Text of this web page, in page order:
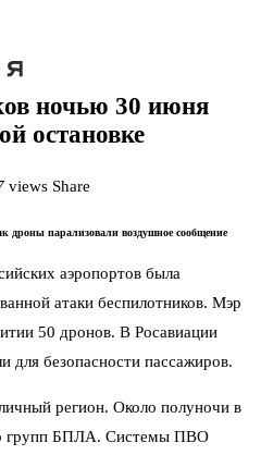
ночью 30 июня
остановке
views Share
дроны парализовали воздушное сообщение
аэропортов была
атаки беспилотников. Мэр
50 дронов. В Росавиации
для безопасности пассажиров.
регион. Около полуночи в
групп БПЛА. Системы ПВО